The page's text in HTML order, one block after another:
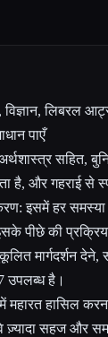
लिबरल
पाएँ
है, और गहराई से
इसमें हर
पीछे की
मार्गदर्शन देने,
उपलब्ध है।
महारत हासिल
सहज और